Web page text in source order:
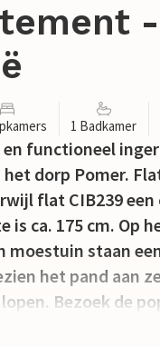
1 Badkamer
en functioneel
dorp Pomer.
flat CIB239
is ca. 175 cm. Op
moestuin staan
het pand aan
Bezoek de